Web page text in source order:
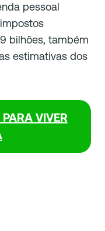
pessoal
bilhões, também
estimativas dos
VIVER